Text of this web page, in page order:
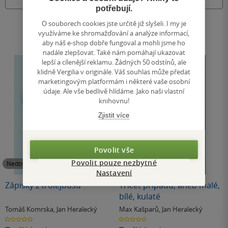
Nedostupné
Zápisky z trolejbusu
Tomáš Komrska, Jan Heralecký
0.0
z
Nedostupné
Třicet případů, aneb malé,
bílé, kulaté
Max Kašparů, Jan Heralecký
0.0
z
potřebují.
O souborech cookies jste určitě již slyšeli. I my je
využíváme ke shromažďování a analýze informací,
aby náš e-shop dobře fungoval a mohli jsme ho
nadále zlepšovat. Také nám pomáhají ukazovat
lepší a cílenější reklamu. Žádných 50 odstínů, ale
klidně Vergilia v originále. Váš souhlas může předat
marketingovým platformám i některé vaše osobní
údaje. Ale vše bedlivě hlídáme. Jako naši vlastní
knihovnu!
Zjistit více
Povolit vše
Povolit pouze nezbytné
Nastavení